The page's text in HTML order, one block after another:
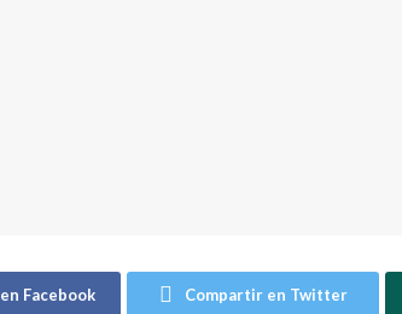
Facebook Compartir en Twitter